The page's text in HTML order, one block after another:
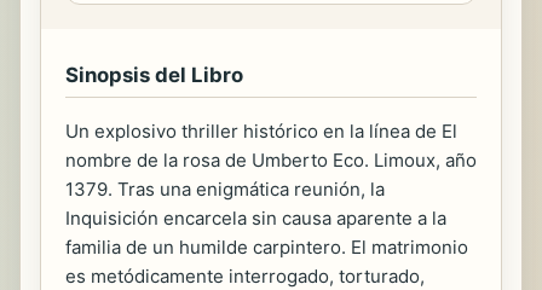
Sinopsis del Libro
Un explosivo thriller histórico en la línea de El
nombre de la rosa de Umberto Eco. Limoux, año
1379. Tras una enigmática reunión, la
Inquisición encarcela sin causa aparente a la
familia de un humilde carpintero. El matrimonio
es metódicamente interrogado, torturado,